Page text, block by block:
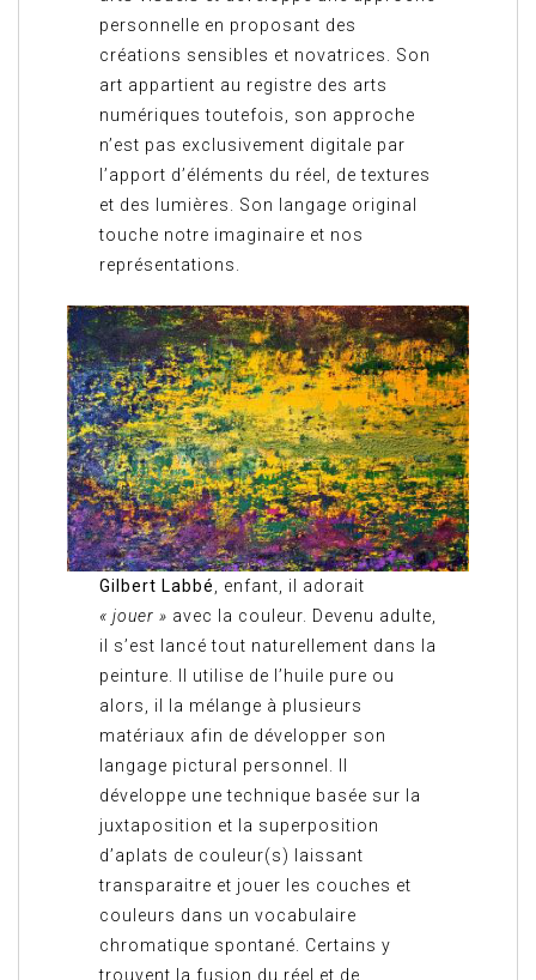
personnelle en proposant des
créations sensibles et novatrices. Son
art appartient au registre des arts
numériques toutefois, son approche
n’est pas exclusivement digitale par
l’apport d’éléments du réel, de textures
et des lumières. Son langage original
touche notre imaginaire et nos
représentations.
Gilbert Labbé, enfant, il adorait
« jouer » avec la couleur. Devenu adulte,
il s’est lancé tout naturellement dans la
peinture. Il utilise de l’huile pure ou
alors, il la mélange à plusieurs
matériaux afin de développer son
langage pictural personnel. Il
développe une technique basée sur la
juxtaposition et la superposition
d’aplats de couleur(s) laissant
transparaitre et jouer les couches et
couleurs dans un vocabulaire
chromatique spontané. Certains y
trouvent la fusion du réel et de